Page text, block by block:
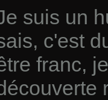
suis un
c'est
franc,